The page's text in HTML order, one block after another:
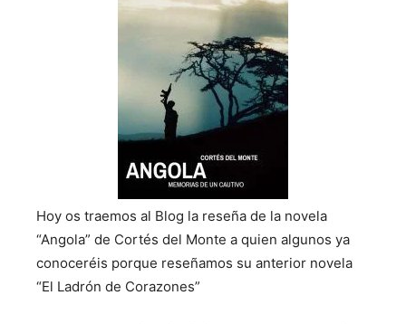
Hoy os traemos al Blog la reseña de la novela
“Angola” de Cortés del Monte a quien algunos ya
conoceréis porque reseñamos su anterior novela
“El Ladrón de Corazones”